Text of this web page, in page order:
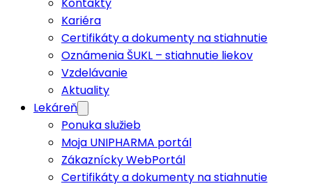
Kariéra
Certifikáty a dokumenty na stiahnutie
Oznámenia ŠUKL – stiahnutie liekov
Vzdelávanie
Aktuality
Lekáreň
Ponuka služieb
Moja UNIPHARMA portál
Zákaznícky WebPortál
Certifikáty a dokumenty na stiahnutie